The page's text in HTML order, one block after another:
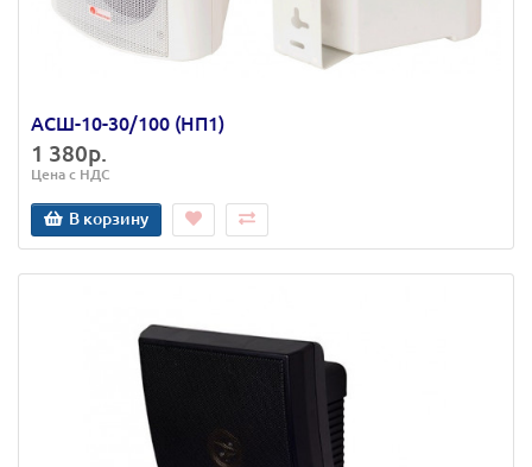
АСШ-10-30/100 (НП1)
1 380р.
Цена с НДС
В корзину